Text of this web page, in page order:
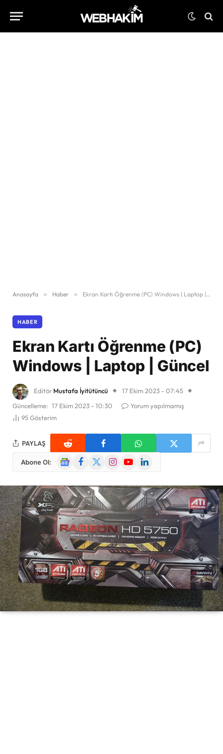
Anasayfa » Haber » Ekran Kartı Öğrenme (PC) Windows | Laptop | Güncel
HABER
Ekran Kartı Öğrenme (PC)
Windows | Laptop | Güncel
Editör Mustafa İyitütüncü
17 Ekim 2023 - 07:45
Güncelleme: 17 Ekim 2023 - 10:30
Yorum yapılmamış
95Gösterim
PAYLAŞ
Abone Ol:
GoogleFacebook
X
InstagramYouTubeLinkedIn